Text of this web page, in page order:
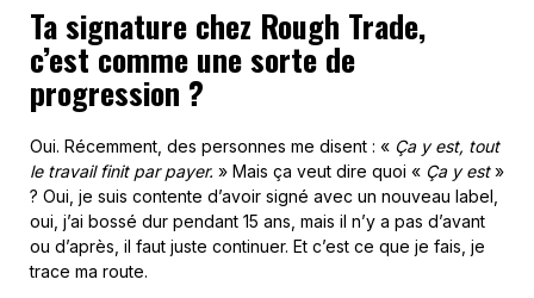
Ta signature chez Rough Trade,
c’est comme une sorte de
progression ?
Oui. Récemment, des personnes me disent : « Ça y est, tout
le travail finit par payer. » Mais ça veut dire quoi « Ça y est»
? Oui, je suis contente d’avoir signé avec un nouveau label,
oui, j’ai bossé dur pendant 15 ans, mais il n’y a pas d’avant
ou d’après, il faut juste continuer. Et c’est ce que je fais, je
trace ma route.